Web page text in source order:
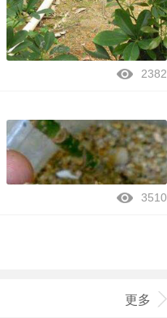
2382
3510
更多